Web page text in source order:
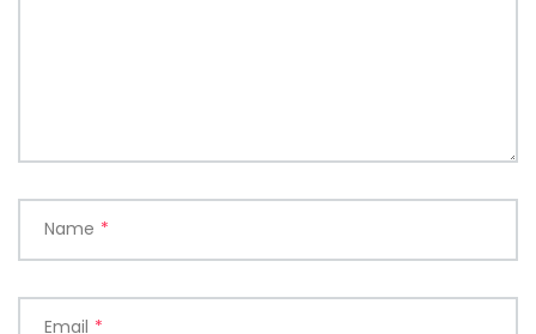
Name *
Email *